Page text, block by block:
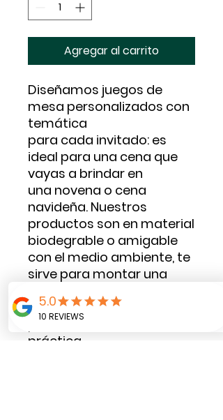
Agregar al carrito
Diseñamos juegos de
mesa personalizados con
temática
para cada invitado: es
ideal para una cena que
vayas a brindar en
una novena o cena
navideña. Nuestros
productos son en material
biodegrable o amigable
con el medio ambiente, te
sirve para montar una
principal de forma
personalizada, diferente y
práctica.